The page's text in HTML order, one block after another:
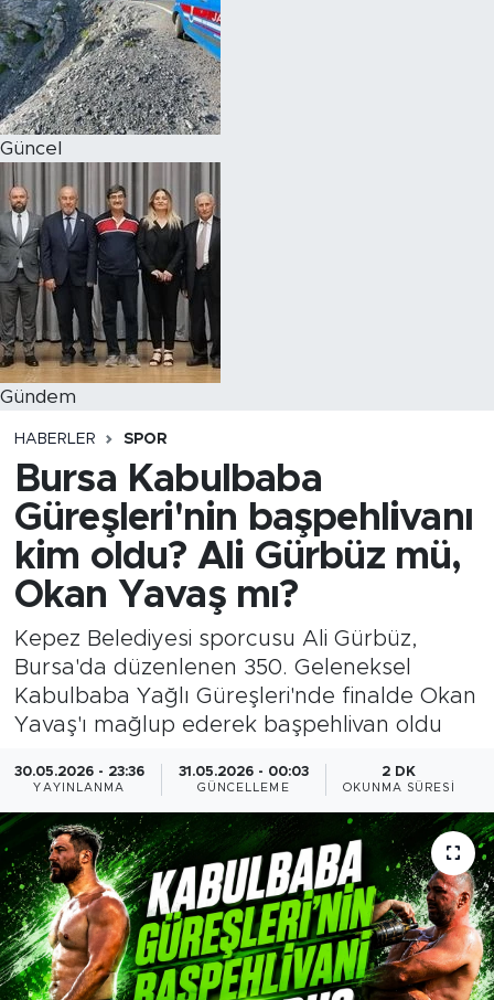
Güncel
Gündem
HABERLER SPOR
Bursa Kabulbaba
Güreşleri'nin başpehlivanı
kim oldu? Ali Gürbüz mü,
Okan Yavaş mı?
Kepez Belediyesi sporcusu Ali Gürbüz,
Bursa'da düzenlenen 350. Geleneksel
Kabulbaba Yağlı Güreşleri'nde finalde Okan
Yavaş'ı mağlup ederek başpehlivan oldu
30.05.2026 - 23:36
YAYINLANMA
31.05.2026 - 00:03
GÜNCELLEME
2 DK
OKUNMA SÜRESI
Magazin
Özel Haber
Politika
Resmi İlanlar
Sağlık
Spor
Turizm